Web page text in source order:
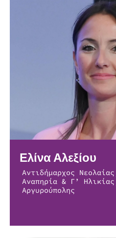
Ελίνα Αλεξίου
Αντιδήμαρχος
Αναπηρία & Γ’
Αργυρούπολης